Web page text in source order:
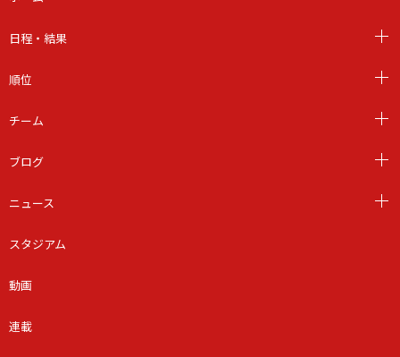
日程・結果
順位
チーム
ブログ
ニュース
スタジアム
動画
連載